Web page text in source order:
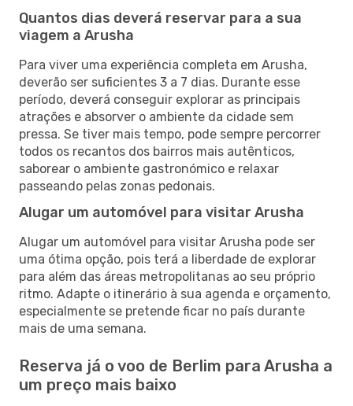
Quantos dias deverá reservar para a sua
viagem a Arusha
Para viver uma experiência completa em Arusha,
deverão ser suficientes 3 a 7 dias. Durante esse
período, deverá conseguir explorar as principais
atrações e absorver o ambiente da cidade sem
pressa. Se tiver mais tempo, pode sempre percorrer
todos os recantos dos bairros mais autênticos,
saborear o ambiente gastronómico e relaxar
passeando pelas zonas pedonais.
Alugar um automóvel para visitar Arusha
Alugar um automóvel para visitar Arusha pode ser
uma ótima opção, pois terá a liberdade de explorar
para além das áreas metropolitanas ao seu próprio
ritmo. Adapte o itinerário à sua agenda e orçamento,
especialmente se pretende ficar no país durante
mais de uma semana.
Reserva já o voo de Berlim para Arusha a
um preço mais baixo